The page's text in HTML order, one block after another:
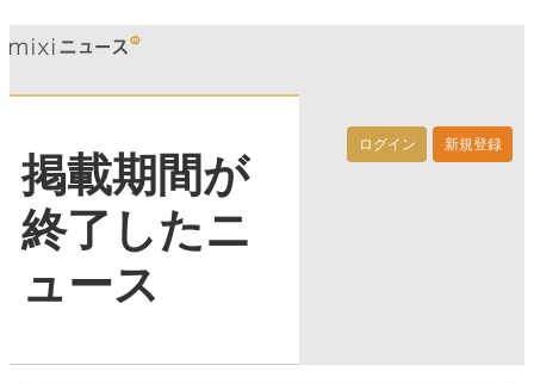
ログイン 新規登録
掲載期間が
終了したニ
ュース